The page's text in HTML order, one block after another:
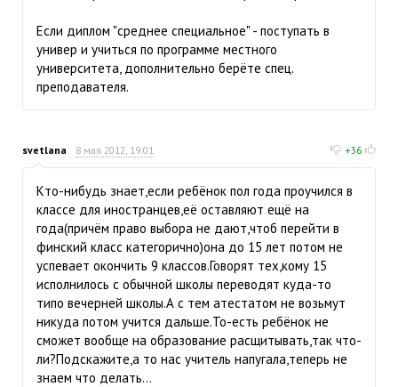
Если диплом "среднее специальное" - поступать в
универ и учиться по программе местного
университета, дополнительно берёте спец.
преподавателя.
svetlana 8 мая 2012, 19:01 +36
Кто-нибудь знает,если ребёнок пол года проучился в
классе для иностранцев,её оставляют ещё на
года(причём право выбора не дают,чтоб перейти в
финский класс категорично)она до 15 лет потом не
успевает окончить 9 классов.Говорят тех,кому 15
исполнилось с обычной школы переводят куда-то
типо вечерней школы.А с тем атестатом не возьмут
никуда потом учится дальше.То-есть ребёнок не
сможет вообще на образование расщитывать,так что-
ли?Подскажите,а то нас учитель напугала,теперь не
знаем что делать...